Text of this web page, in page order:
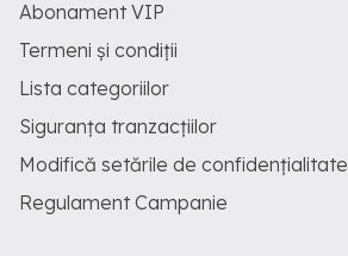
Abonament VIP
Termeni și condiții
Lista categoriilor
Siguranța tranzacțiilor
Modifică setările de confidențialitate
Regulament Campanie